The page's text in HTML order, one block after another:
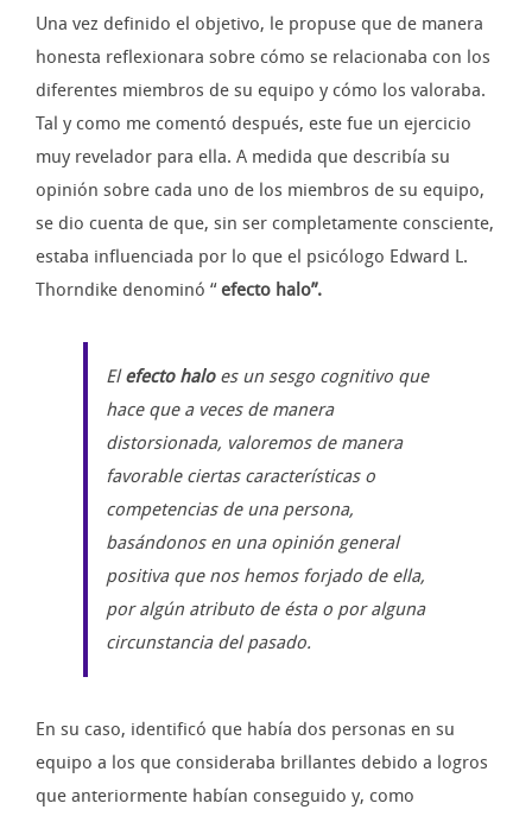
Una vez definido el objetivo, le propuse que de manera
honesta reflexionara sobre cómo se relacionaba con los
diferentes miembros de su equipo y cómo los valoraba.
Tal y como me comentó después, este fue un ejercicio
muy revelador para ella. A medida que describía su
opinión sobre cada uno de los miembros de su equipo,
se dio cuenta de que, sin ser completamente consciente,
estaba influenciada por lo que el psicólogo Edward L.
Thorndike denominó “efecto halo”.
Elefecto haloes un sesgo cognitivo que
hace que a veces de manera
distorsionada, valoremos de manera
favorable ciertas características o
competencias de una persona,
basándonos en una opinión general
positiva que nos hemos forjado de ella,
por algún atributo de ésta o por alguna
circunstancia del pasado.
En su caso, identificó que había dos personas en su
equipo a los que consideraba brillantes debido a logros
que anteriormente habían conseguido y, como